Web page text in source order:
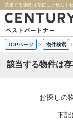
該当する物件は存在しません｜
TOPページ > 物件検索
該当する物件は
お探しの
下記